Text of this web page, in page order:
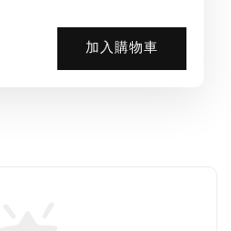
加入購物車